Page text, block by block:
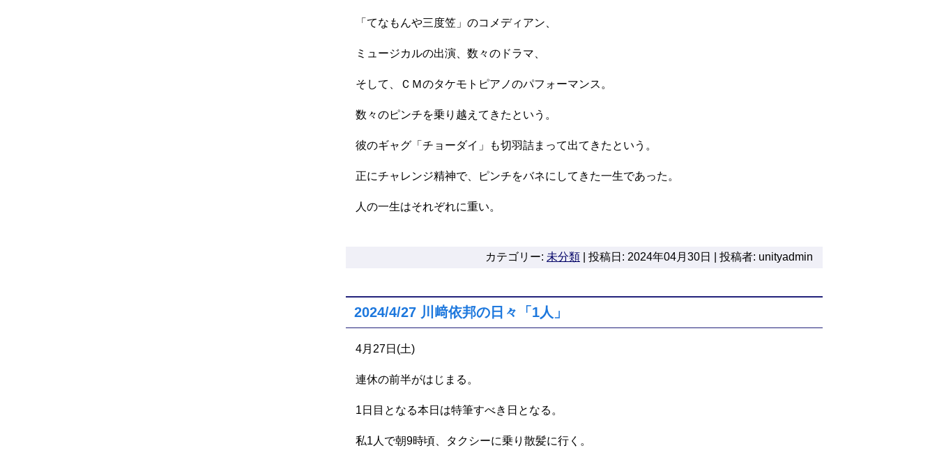
「てなもんや三度笠」のコメディアン、
ミュージカルの出演、数々のドラマ、
そして、ＣＭのタケモトピアノのパフォーマンス。
数々のピンチを乗り越えてきたという。
彼のギャグ「チョーダイ」も切羽詰まって出てきたという。
正にチャレンジ精神で、ピンチをバネにしてきた一生であった。
人の一生はそれぞれに重い。
カテゴリー: 未分類 投稿日: 2024年04月30日 | 投稿者: unityadmin
2024/4/27 川﨑依邦の日々「1人」
4月27日(土)
連休の前半がはじまる。
1日目となる本日は特筆すべき日となる。
私1人で朝9時頃、タクシーに乗り散髪に行く。